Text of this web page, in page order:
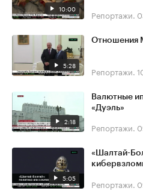
10:00 Репортажи.
5:28
Отношения
Репортажи.
2:18
Валютные
«Дуэль»
Репортажи.
5:05
«Шалтай-
Репортажи.